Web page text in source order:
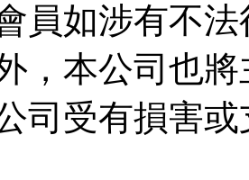
員如涉有不
，本公司也
司受有損害